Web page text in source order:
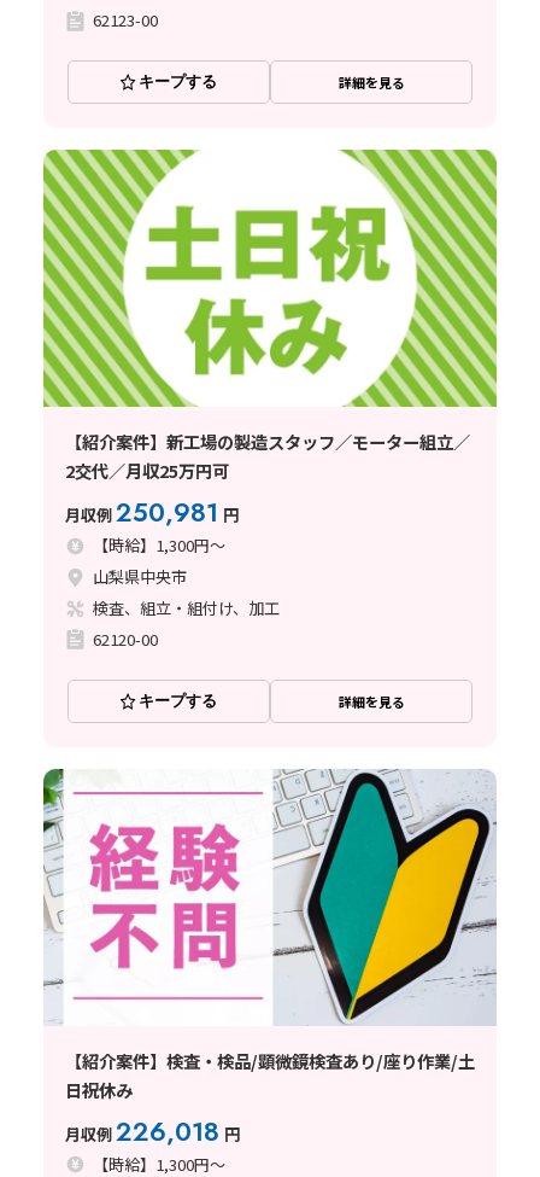
62123-00
キープする 詳細を見る
【紹介案件】新工場の製造スタッフ／モーター組立／
2交代／月収25万円可
月収例250,981 円
【時給】1,300円～
山梨県中央市
検査、組立・組付け、加工
62120-00
キープする 詳細を見る
【紹介案件】検査・検品/顕微鏡検査あり/座り作業/土
日祝休み
月収例226,018 円
【時給】1,300円～